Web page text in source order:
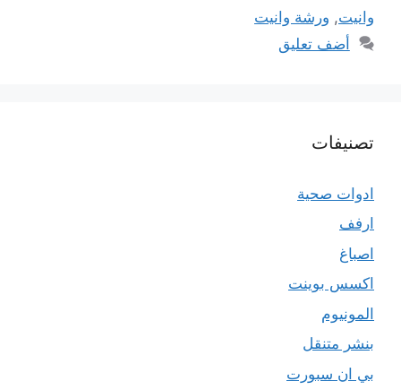
وانيت, ورشة وانيت
أضف تعليق
تصنيفات
ادوات صحية
ارفف
اصباغ
اكسس بوينت
المونيوم
بنشر متنقل
بي ان سبورت